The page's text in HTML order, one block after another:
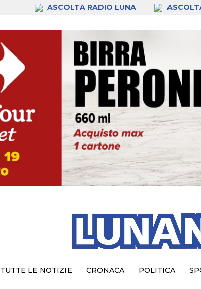
ASCOLTA RADIO LUNA
TUTTE LE NOTIZIE CRONACA POLITICA